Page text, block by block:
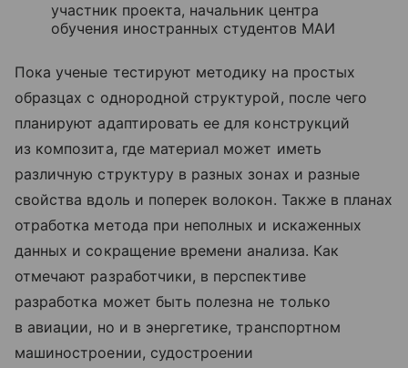
участник проекта, начальник центра
обучения иностранных студентов МАИ
Пока ученые тестируют методику на простых
образцах с однородной структурой, после чего
планируют адаптировать ее для конструкций
из композита, где материал может иметь
различную структуру в разных зонах и разные
свойства вдоль и поперек волокон. Также в планах
отработка метода при неполных и искаженных
данных и сокращение времени анализа. Как
отмечают разработчики, в перспективе
разработка может быть полезна не только
в авиации, но и в энергетике, транспортном
машиностроении, судостроении